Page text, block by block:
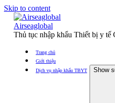
Skip to content
Airseaglobal
Thủ tục nhập khẩu Thiết bị y tế
Trang chủ
Giới thiệu
Dịch vụ nhập khẩu TBYT
Show